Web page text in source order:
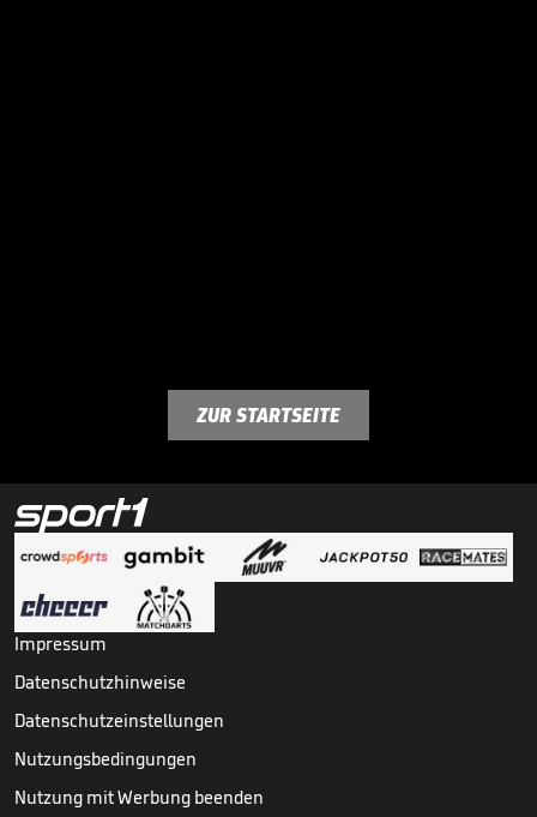
ZUR STARTSEITE
Impressum
Datenschutzhinweise
Datenschutzeinstellungen
Nutzungsbedingungen
Nutzung mit Werbung beenden